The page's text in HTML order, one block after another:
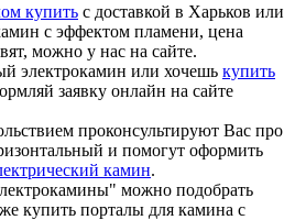
купить с доставкой в Харьков или
с эффектом пламени, цена
можно у нас на сайте.
электрокамин или хочешь купить
заявку онлайн на сайте
проконсультируют Вас про
и помогут оформить
камин.
можно подобрать
купить порталы для камина с